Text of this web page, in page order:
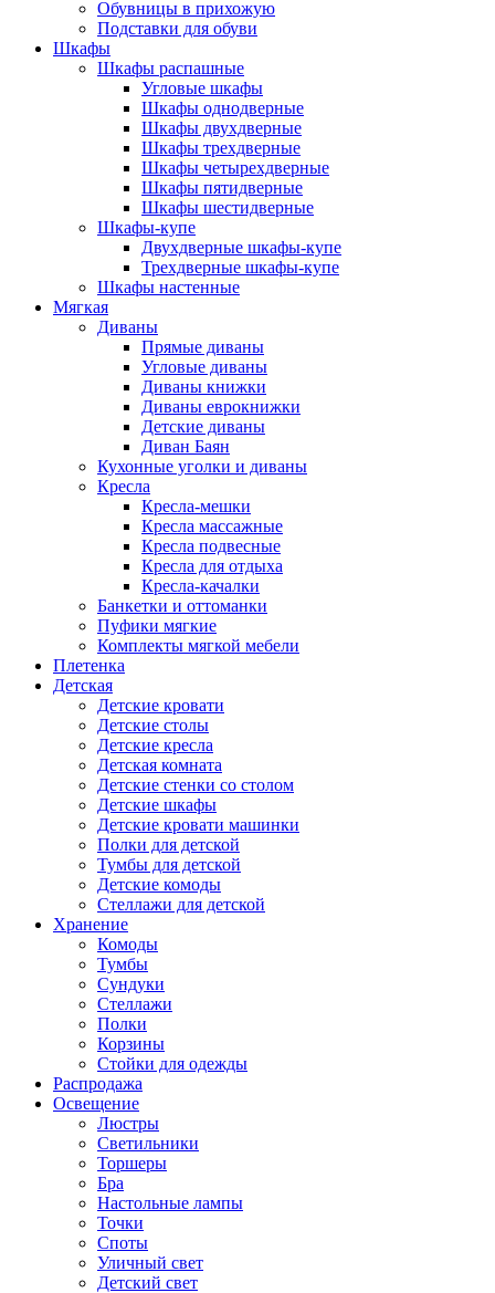
Обувницы в прихожую
Подставки для обуви
Шкафы
Шкафы распашные
Угловые шкафы
Шкафы однодверные
Шкафы двухдверные
Шкафы трехдверные
Шкафы четырехдверные
Шкафы пятидверные
Шкафы шестидверные
Шкафы-купе
Двухдверные шкафы-купе
Трехдверные шкафы-купе
Шкафы настенные
Мягкая
Диваны
Прямые диваны
Угловые диваны
Диваны книжки
Диваны еврокнижки
Детские диваны
Диван Баян
Кухонные уголки и диваны
Кресла
Кресла-мешки
Кресла массажные
Кресла подвесные
Кресла для отдыха
Кресла-качалки
Банкетки и оттоманки
Пуфики мягкие
Комплекты мягкой мебели
Плетенка
Детская
Детские кровати
Детские столы
Детские кресла
Детская комната
Детские стенки со столом
Детские шкафы
Детские кровати машинки
Полки для детской
Тумбы для детской
Детские комоды
Стеллажи для детской
Хранение
Комоды
Тумбы
Сундуки
Стеллажи
Полки
Корзины
Стойки для одежды
Распродажа
Освещение
Люстры
Светильники
Торшеры
Бра
Настольные лампы
Точки
Споты
Уличный свет
Детский свет